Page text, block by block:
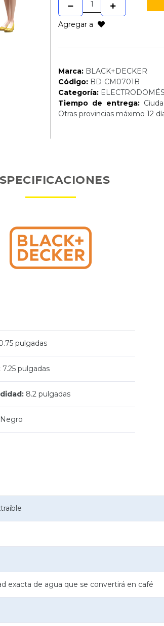
Agregar a
Marca:BLACK+DECKER
Código:BD-CM0701B
Categoría:
Tiempo de entrega:
Otras provincias máximo 12
pulgadas
7.25 pulgadas
8.2 pulgadas
Negro
exacta de agua que se convertirá en café